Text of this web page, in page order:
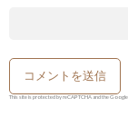
This site is protected by reCAPTCHA and the Google